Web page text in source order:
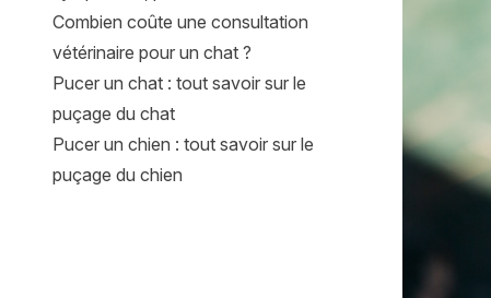
Combien coûte une consultation
vétérinaire pour un chat ?
Pucer un chat : tout savoir sur le
puçage du chat
Pucer un chien : tout savoir sur le
puçage du chien